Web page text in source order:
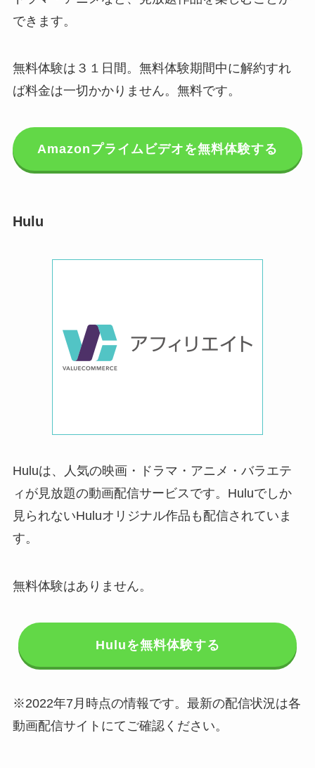
できます。
無料体験は３１日間。無料体験期間中に解約すれ
ば料金は一切かかりません。無料です。
Amazonプライムビデオを無料体験する
Hulu
Huluは、人気の映画・ドラマ・アニメ・バラエテ
ィが見放題の動画配信サービスです。Huluでしか
見られないHuluオリジナル作品も配信されていま
す。
無料体験はありません。
Huluを無料体験する
※2022年7月時点の情報です。最新の配信状況は各
動画配信サイトにてご確認ください。